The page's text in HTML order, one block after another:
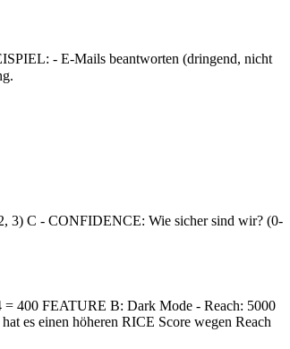
- E-Mails beantworten (dringend, nicht
3) C - CONFIDENCE: Wie sicher sind wir? (0-
400 FEATURE B: Dark Mode - Reach: 5000
es einen höheren RICE Score wegen Reach